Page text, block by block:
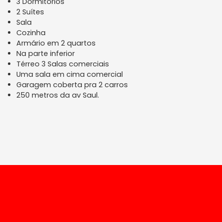
2 Suítes
Sala
Cozinha
Armário em 2 quartos
Na parte inferior
Térreo 3 Salas comerciais
Uma sala em cima comercial
Garagem coberta pra 2 carros
250 metros da av Saul.